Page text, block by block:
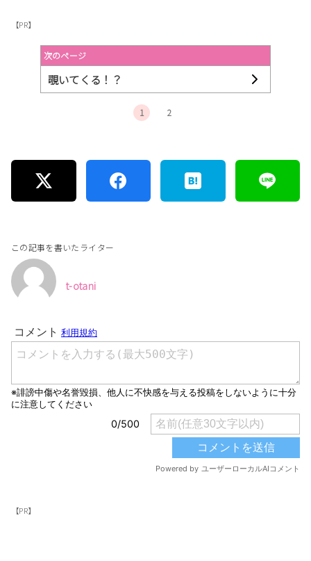
【PR】
次のページ
覗いてくる！？
1 2
この記事を書いたライター
t-otani
【PR】